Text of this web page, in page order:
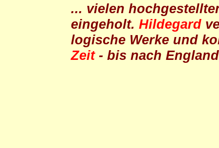
... vielen
eingeholt. Hildegard
logische Werke und
Zeit- bis nach